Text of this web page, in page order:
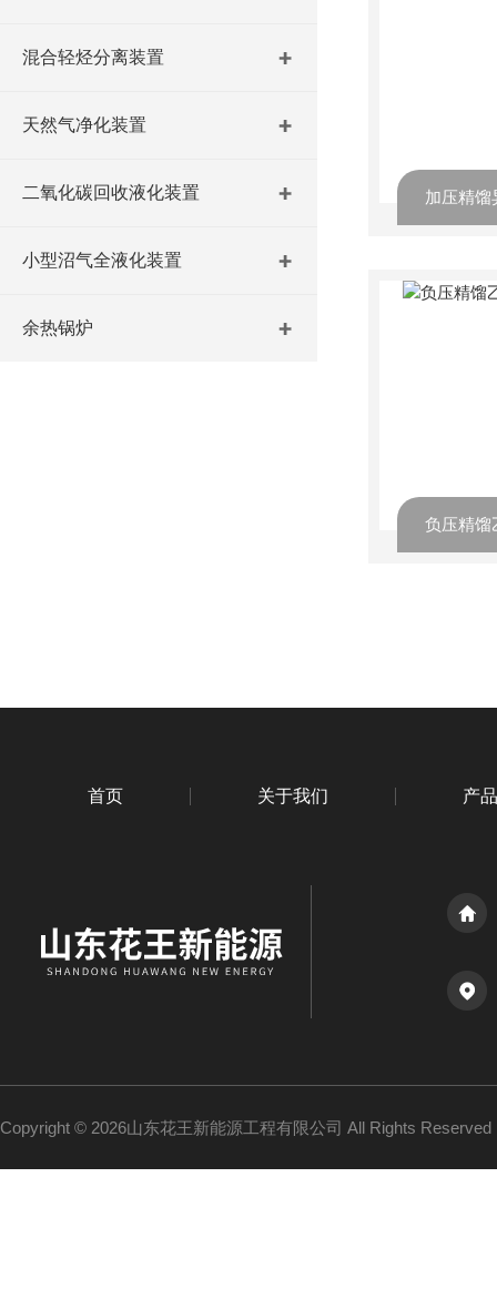
混合轻烃分离装置
天然气净化装置
二氧化碳回收液化装置
小型沼气全液化装置
余热锅炉
首页 关于我们 产
Copyright © 2026山东花王新能源工程有限公司 All Rights